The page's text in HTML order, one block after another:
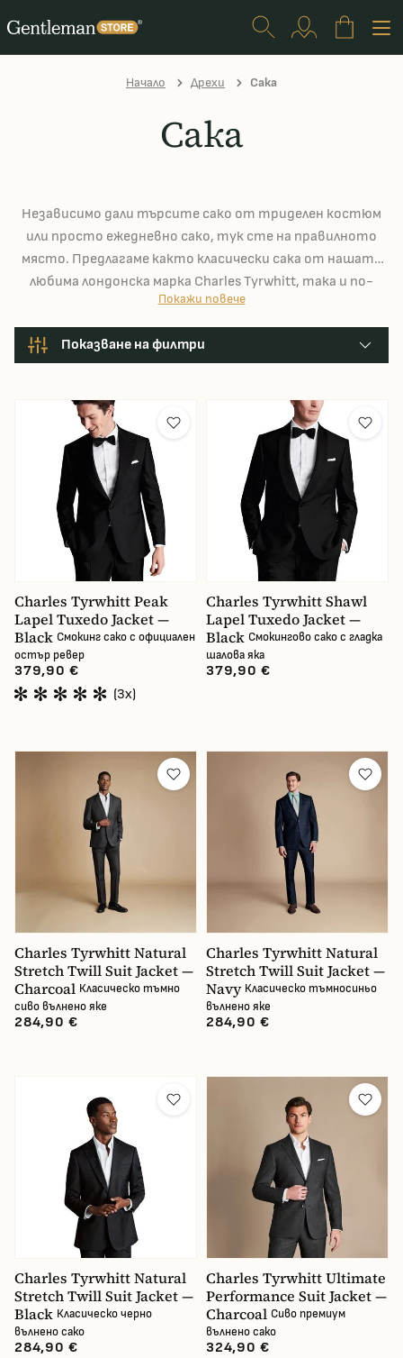
Начало Дрехи Сака
Сака
Независимо дали търсите сако от триделен костюм
или просто ежедневно сако, тук сте на правилното
място. Предлагаме както класически сака от нашата
любима лондонска марка Charles Tyrwhitt, така и по-
интересни модели от нашите сезонни колекции.
Покажи повече
Показване на филтри
Производител
Размер на сакото
Цвят
Част от костюма
Материал на облеклото
Пол
В наличност
Charles Tyrwhitt Peak
Lapel Tuxedo Jacket —
Black Смокинг сако с официален
остър ревер
379,90 €
(3x)
Charles Tyrwhitt Shawl
Lapel Tuxedo Jacket —
Black Смокингово сако с гладка
шалова яка
379,90 €
Charles Tyrwhitt Natural
Stretch Twill Suit Jacket —
Charcoal Класическо тъмно
сиво вълнено яке
284,90 €
Charles Tyrwhitt Natural
Stretch Twill Suit Jacket —
Navy Класическо тъмносиньо
вълнено яке
284,90 €
Charles Tyrwhitt Natural
Stretch Twill Suit Jacket —
Black Класическо черно
вълнено сако
284,90 €
Charles Tyrwhitt Ultimate
Performance Suit Jacket —
Charcoal Сиво премиум
вълнено сако
324,90 €